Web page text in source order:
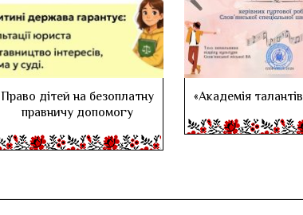
Право дітей на безоплатну
правничу допомогу
«Академія